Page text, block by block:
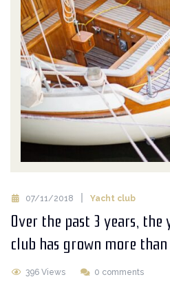
07/11/2018 Yacht club
Over the past 3 years,
club has grown more
396 Views 0 comments